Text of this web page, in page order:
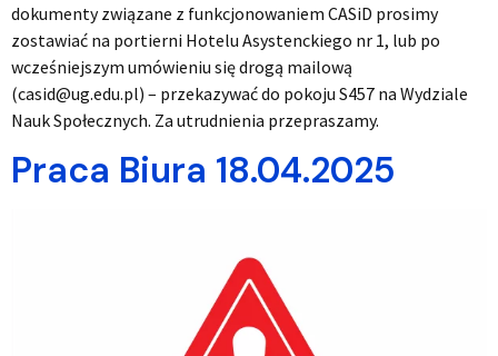
dokumenty związane z funkcjonowaniem CASiD prosimy
zostawiać na portierni Hotelu Asystenckiego nr 1, lub po
wcześniejszym umówieniu się drogą mailową
(casid@ug.edu.pl) – przekazywać do pokoju S457 na Wydziale
Nauk Społecznych. Za utrudnienia przepraszamy.
Praca Biura 18.04.2025